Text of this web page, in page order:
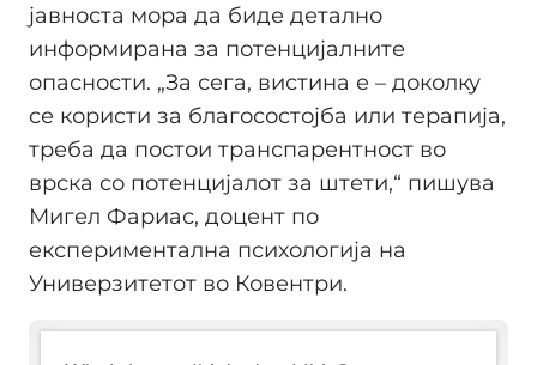
јавноста мора да биде детално
информирана за потенцијалните
опасности. „За сега, вистина е – доколку
се користи за благосостојба или терапија,
треба да постои транспарентност во
врска со потенцијалот за штети,“ пишува
Мигел Фариас, доцент по
експериментална психологија на
Универзитетот во Ковентри.